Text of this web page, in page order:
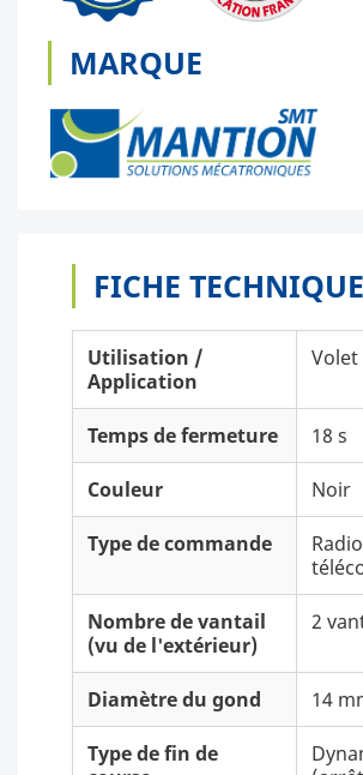
MARQUE
FICHE TECHNIQUE
Utilisation /
Application
Temps de fermeture 18 s
Couleur Noir
Type de commande
Nombre de vantail
(vu de l'extérieur)
2
Diamètre du gond 14
Type de fin de